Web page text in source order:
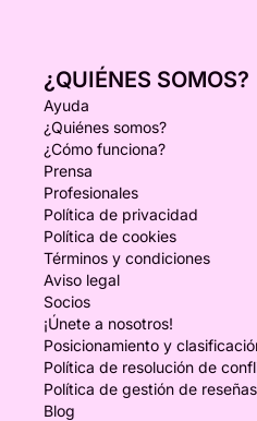
¿QUIÉNES SOMOS?
Ayuda
¿Quiénes somos?
¿Cómo funciona?
Prensa
Profesionales
Política de privacidad
Política de cookies
Términos y condiciones
Aviso legal
Socios
¡Únete a nosotros!
Posicionamiento y
Política de resolución de
Política de gestión de reseñas
Blog